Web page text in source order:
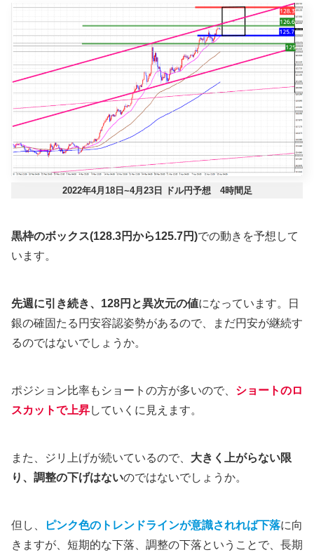
2022年4月18日~4月23日 ドル円予想 4時間足
黒枠のボックス(128.3円から125.7円)での動きを予想して
います。
先週に引き続き、128円と異次元の値になっています。日
銀の確固たる円安容認姿勢があるので、まだ円安が継続す
るのではないでしょうか。
ポジション比率もショートの方が多いので、 ショートのロ
スカットで上昇していくに見えます。
また、ジリ上げが続いているので、 大きく上がらない限
り、調整の下げはないのではないでしょうか。
但し、 ピンク色のトレンドラインが意識されれば下落に向
きますが、短期的な下落、調整の下落ということで、長期